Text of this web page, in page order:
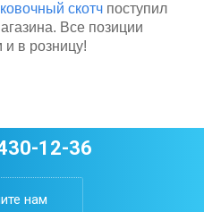
скотч поступил
Все позиции
и в розницу!
12-36
нам